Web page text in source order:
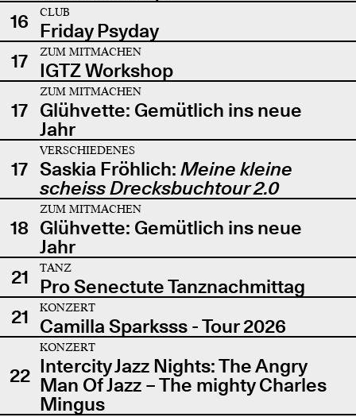
16
CLUB
Friday Psyday
17
ZUM MITMACHEN
IGTZ Workshop
17
ZUM MITMACHEN
Glühvette: Gemütlich ins neue
Jahr
17
VERSCHIEDENES
Saskia Fröhlich: Meine kleine
scheiss Drecksbuchtour 2.0
18
ZUM MITMACHEN
Glühvette: Gemütlich ins neue
Jahr
21
TANZ
Pro Senectute Tanznachmittag
21
KONZERT
Camilla Sparksss - Tour 2026
22
KONZERT
Intercity Jazz Nights: The Angry
Man Of Jazz – The mighty Charles
Mingus